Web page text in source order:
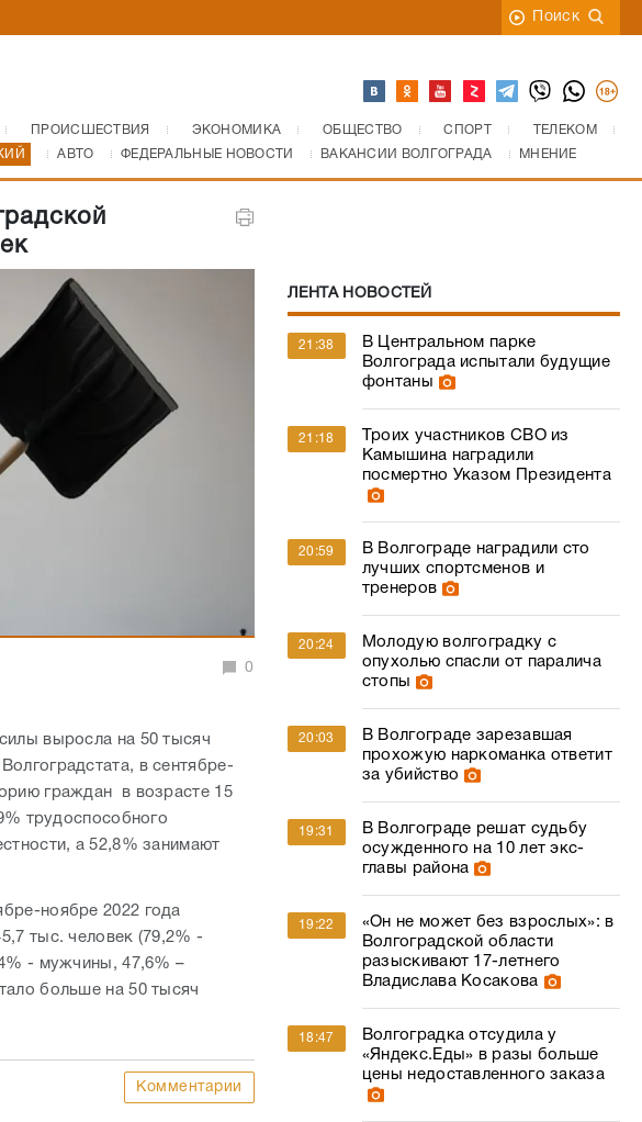
Поиск
ПРОИСШЕСТВИЯ ЭКОНОМИКА ОБЩЕСТВО СПОРТ
ТЕЛЕКОМ
АВТО ФЕДЕРАЛЬНЫЕ НОВОСТИ ВАКАНСИИ ВОЛГОГРАДА МНЕНИЕ
0
выросла на 50 тысяч
в сентябре-
граждан в возрасте 15
трудоспособного
а 52,8% занимают
ноябре 2022 года
тыс. человек (79,2% -
- мужчины, 47,6% –
больше на 50 тысяч
Комментарии
ЛЕНТА НОВОСТЕЙ
21:38
В Центральном парке
Волгограда испытали будущие
фонтаны
21:18
Троих участников СВО из
Камышина наградили
посмертно Указом Президента
20:59
В Волгограде наградили сто
лучших спортсменов и
тренеров
20:24
Молодую волгоградку с
опухолью спасли от паралича
стопы
20:03
В Волгограде зарезавшая
прохожую наркоманка ответит
за убийство
19:31
В Волгограде решат судьбу
осужденного на 10 лет экс-
главы района
19:22
«Он не может без взрослых»: в
Волгоградской области
разыскивают 17-летнего
Владислава Косакова
18:47
Волгоградка отсудила у
«Яндекс.Еды» в разы больше
цены недоставленного заказа